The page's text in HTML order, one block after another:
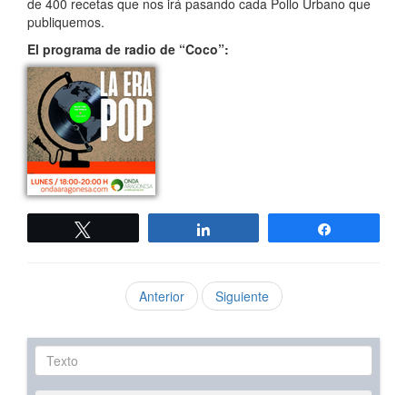
de 400 recetas que nos irá pasando cada Pollo Urbano que
publiquemos.
El programa de radio de “Coco”:
Anterior Siguiente
Texto